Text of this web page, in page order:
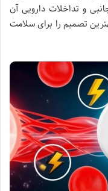
و تداخلات دارویی آن
تصمیم را برای سلامت